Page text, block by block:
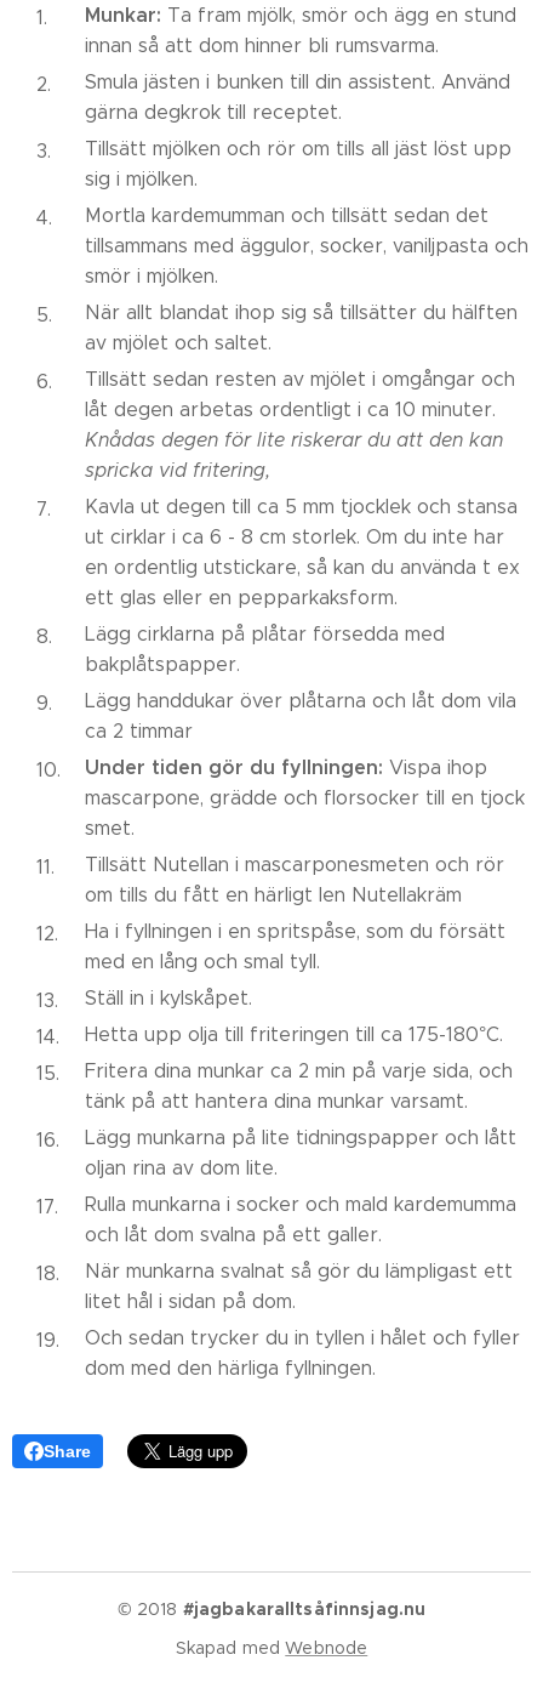
Munkar: Ta fram mjölk, smör och ägg en stund
innan så att dom hinner bli rumsvarma.
Smula jästen i bunken till din assistent. Använd
gärna degkrok till receptet.
Tillsätt mjölken och rör om tills all jäst löst upp
sig i mjölken.
Mortla kardemumman och tillsätt sedan det
tillsammans med äggulor, socker, vaniljpasta och
smör i mjölken.
När allt blandat ihop sig så tillsätter du hälften
av mjölet och saltet.
Tillsätt sedan resten av mjölet i omgångar och
låt degen arbetas ordentligt i ca 10 minuter.
Knådas degen för lite riskerar du att den kan
spricka vid fritering,
Kavla ut degen till ca 5 mm tjocklek och stansa
ut cirklar i ca 6 - 8 cm storlek. Om du inte har
en ordentlig utstickare, så kan du använda t ex
ett glas eller en pepparkaksform.
Lägg cirklarna på plåtar försedda med
bakplåtspapper.
Lägg handdukar över plåtarna och låt dom vila
ca 2 timmar
Under tiden gör du fyllningen: Vispa ihop
mascarpone, grädde och florsocker till en tjock
smet.
Tillsätt Nutellan i mascarponesmeten och rör
om tills du fått en härligt len Nutellakräm
Ha i fyllningen i en spritspåse, som du försätt
med en lång och smal tyll.
Ställ in i kylskåpet.
Hetta upp olja till friteringen till ca 175-180°C.
Fritera dina munkar ca 2 min på varje sida, och
tänk på att hantera dina munkar varsamt.
Lägg munkarna på lite tidningspapper och lått
oljan rina av dom lite.
Rulla munkarna i socker och mald kardemumma
och låt dom svalna på ett galler.
När munkarna svalnat så gör du lämpligast ett
litet hål i sidan på dom.
Och sedan trycker du in tyllen i hålet och fyller
dom med den härliga fyllningen.
Share
© 2018 #jagbakaralltsåfinnsjag.nu
Skapad medWebnode